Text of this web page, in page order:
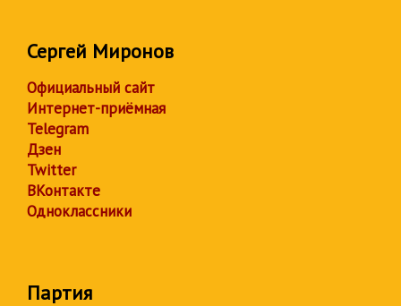
Сергей Миронов
Официальный сайт
Интернет-приёмная
Telegram
Дзен
Twitter
ВКонтакте
Одноклассники
Партия